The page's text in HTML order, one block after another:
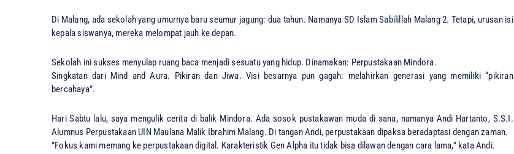
​Di Malang, ada sekolah yang umurnya baru seumur jagung: dua tahun. Namanya SD Islam Sabilillah Malang 2. Tetapi, urusan isi
kepala siswanya, mereka melompat jauh ke depan.
​Sekolah ini sukses menyulap ruang baca menjadi sesuatu yang hidup. Dinamakan: Perpustakaan Mindora.
​Singkatan dari Mind and Aura. Pikiran dan Jiwa. Visi besarnya pun gagah: melahirkan generasi yang memiliki “pikiran
bercahaya”.
​Hari Sabtu lalu, saya mengulik cerita di balik Mindora. Ada sosok pustakawan muda di sana, namanya Andi Hartanto, S.S.I.
Alumnus Perpustakaan UIN Maulana Malik Ibrahim Malang. Di tangan Andi, perpustakaan dipaksa beradaptasi dengan zaman.
​”Fokus kami memang ke perpustakaan digital. Karakteristik Gen Alpha itu tidak bisa dilawan dengan cara lama,” kata Andi.